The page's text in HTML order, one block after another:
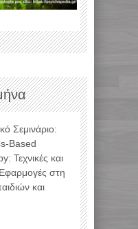
Σεμινάριο:
Based
Τεχνικές και
στη
και